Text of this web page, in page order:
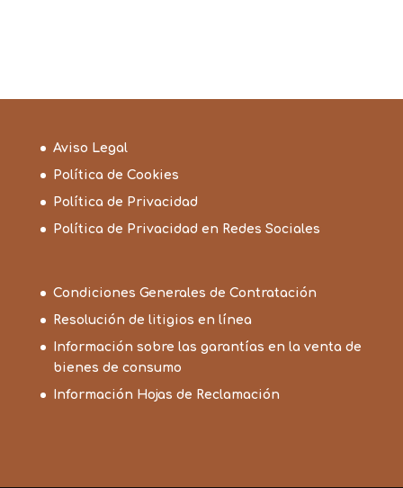
Aviso Legal
Política de Cookies
Política de Privacidad
Política de Privacidad en Redes Sociales
Condiciones Generales de Contratación
Resolución de litigios en línea
Información sobre las garantías en la venta de
bienes de consumo
Información Hojas de Reclamación